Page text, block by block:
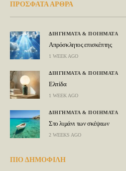
ΠΡΟΣΦΑΤΑ ΑΡΘΡΑ
ΔΙΗΓΗΜΑΤΑ & ΠΟΙΗΜΑΤΑ
Απρόσκλητος επισκέπτης
1 WEEK AGO
ΔΙΗΓΗΜΑΤΑ & ΠΟΙΗΜΑΤΑ
Ελπίδα
1 WEEK AGO
ΔΙΗΓΗΜΑΤΑ & ΠΟΙΗΜΑΤΑ
Στο λιμάνι των σκέψεων
2 WEEKS AGO
ΠΙΟ ΔΗΜΟΦΙΛΗ